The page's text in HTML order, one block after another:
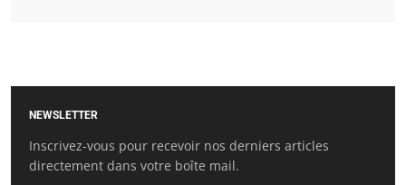
NEWSLETTER
Inscrivez-vous pour recevoir nos derniers articles
directement dans votre boîte mail.